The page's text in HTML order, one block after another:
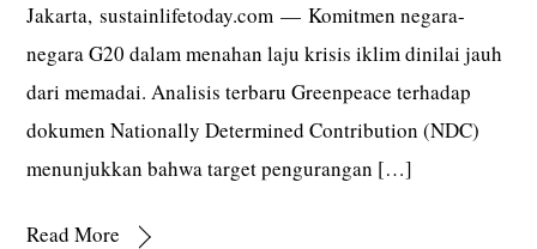
Jakarta, sustainlifetoday.com — Komitmen negara-
negara G20 dalam menahan laju krisis iklim dinilai jauh
dari memadai. Analisis terbaru Greenpeace terhadap
dokumen Nationally Determined Contribution (NDC)
menunjukkan bahwa target pengurangan […]
Read More